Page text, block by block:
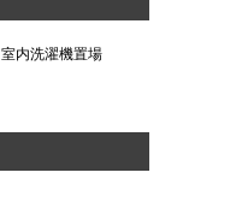
室内洗濯機置場